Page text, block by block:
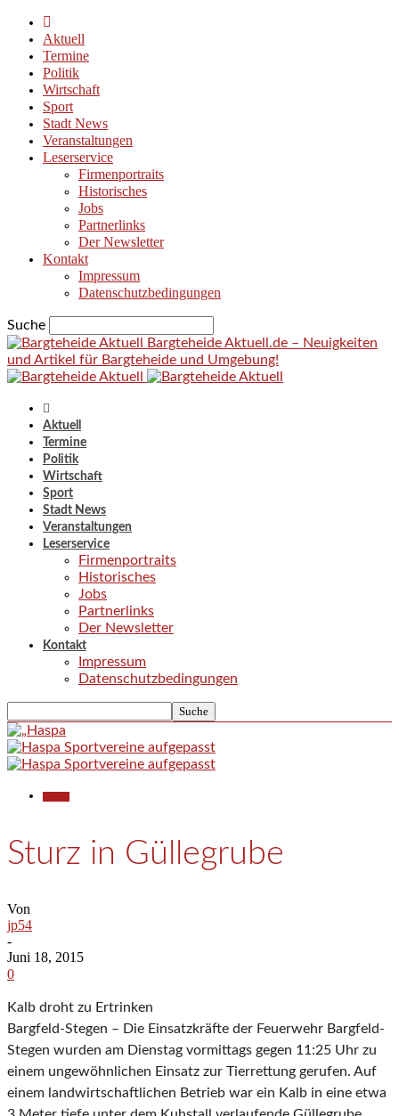
Aktuell
Termine
Politik
Wirtschaft
Sport
Stadt News
Veranstaltungen
Leserservice
Firmenportraits
Historisches
Jobs
Partnerlinks
Der Newsletter
Kontakt
Impressum
Datenschutzbedingungen
Suche
Bargteheide Aktuell.de – Neuigkeiten
und Artikel für Bargteheide und Umgebung!
Aktuell
Termine
Politik
Wirtschaft
Sport
Stadt News
Veranstaltungen
Leserservice
Firmenportraits
Historisches
Jobs
Partnerlinks
Der Newsletter
Kontakt
Impressum
Datenschutzbedingungen
Sturz in Güllegrube
Von
jp54
-
Juni 18, 2015
0
Kalb droht zu Ertrinken
Bargfeld-Stegen – Die Einsatzkräfte der Feuerwehr Bargfeld-
Stegen wurden am Dienstag vormittags gegen 11:25 Uhr zu
einem ungewöhnlichen Einsatz zur Tierrettung gerufen. Auf
einem landwirtschaftlichen Betrieb war ein Kalb in eine etwa